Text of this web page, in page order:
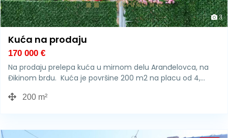
3
Kuća na prodaju
170 000 €
Na prodaju prelepa kuća u mirnom delu Aranđelovca, na
Đikinom brdu. Kuća je površine 200 m2 na placu od 4,…
200 m²